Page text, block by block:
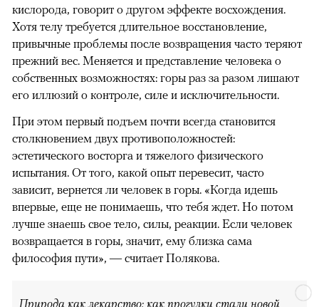
кислорода, говорит о другом эффекте восхождения.
Хотя телу требуется длительное восстановление,
привычные проблемы после возвращения часто теряют
прежний вес. Меняется и представление человека о
собственных возможностях: горы раз за разом лишают
его иллюзий о контроле, силе и исключительности.
При этом первый подъем почти всегда становится
столкновением двух противоположностей:
эстетического восторга и тяжелого физического
испытания. От того, какой опыт перевесит, часто
зависит, вернется ли человек в горы. «Когда идешь
впервые, еще не понимаешь, что тебя ждет. Но потом
лучше знаешь свое тело, силы, реакции. Если человек
возвращается в горы, значит, ему близка сама
философия пути», — считает Полякова.
Природа как лекарство: как прогулки стали новой